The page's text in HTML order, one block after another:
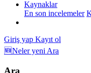
Kaynaklar
En son incelemeler
Giriş yap Kayıt ol
🆕Neler yeni Ara
Ara